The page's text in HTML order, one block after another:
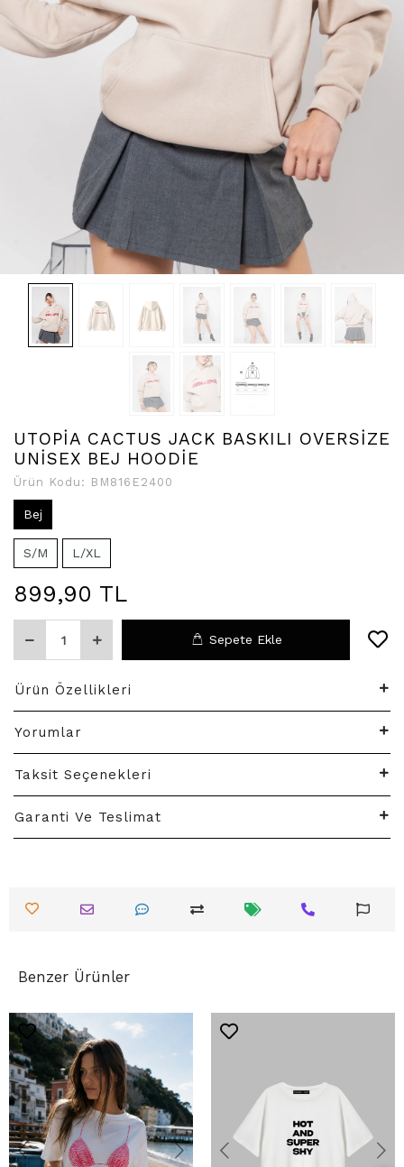
UTOPİA CACTUS JACK BASKILI OVERSİZE
UNİSEX BEJ HOODİE
Ürün Kodu: BM816E2400
Bej
S/M L/XL
899,90 TL
Sepete Ekle
Ürün Özellikleri
Yorumlar
Taksit Seçenekleri
Garanti Ve Teslimat
Benzer Ürünler